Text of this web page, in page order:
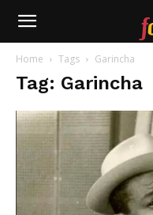
Farofafá
Home Tags Garincha
Tag: Garincha